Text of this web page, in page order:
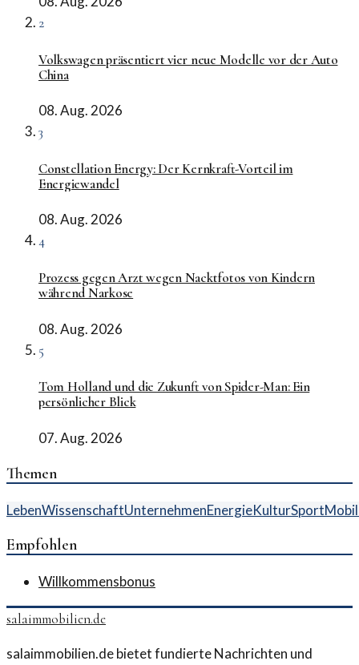
2
Volkswagen präsentiert vier neue Modelle vor der Auto
China
08. Aug. 2026
3
Constellation Energy: Der Kernkraft-Vorteil im
Energiewandel
08. Aug. 2026
4
Prozess gegen Arzt wegen Nacktfotos von Kindern
während Narkose
08. Aug. 2026
5
Tom Holland und die Zukunft von Spider-Man: Ein
persönlicher Blick
07. Aug. 2026
Themen
LebenWissenschaftUnternehmenEnergieKulturSport
Empfohlen
Willkommensbonus
salaimmobilien.de
salaimmobilien.de bietet fundierte Nachrichten und